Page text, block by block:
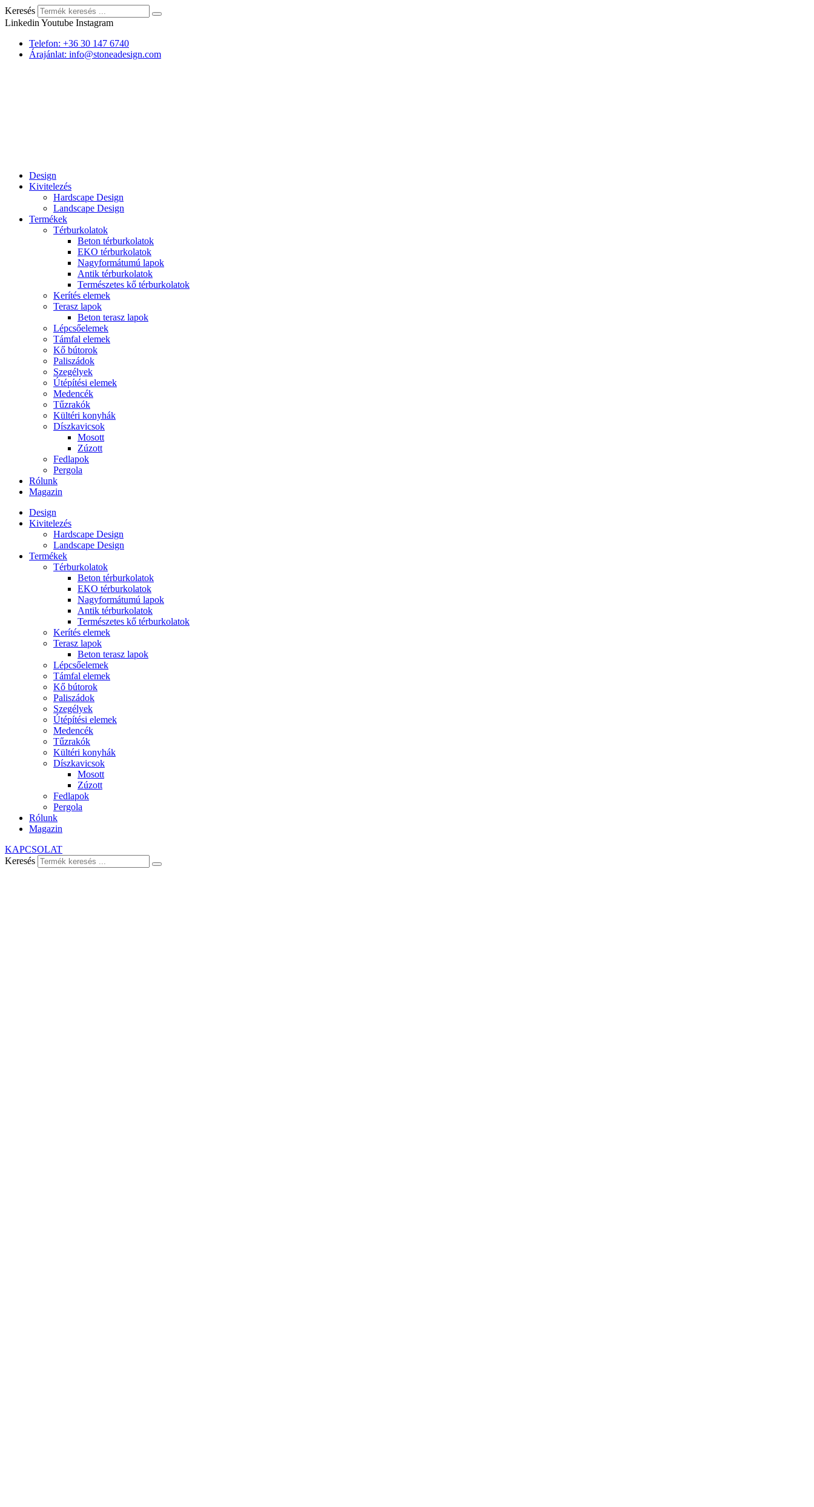
Keresés
Linkedin Youtube Instagram
Telefon: +36 30 147 6740
Árajánlat: info@stoneadesign.com
Design
Kivitelezés
Hardscape Design
Landscape Design
Termékek
Térburkolatok
Beton térburkolatok
EKO térburkolatok
Nagyformátumú lapok
Antik térburkolatok
Természetes kő térburkolatok
Kerítés elemek
Terasz lapok
Beton terasz lapok
Lépcsőelemek
Támfal elemek
Kő bútorok
Paliszádok
Szegélyek
Útépítési elemek
Medencék
Tűzrakók
Kültéri konyhák
Díszkavicsok
Mosott
Zúzott
Fedlapok
Pergola
Rólunk
Magazin
Design
Kivitelezés
Hardscape Design
Landscape Design
Termékek
Térburkolatok
Beton térburkolatok
EKO térburkolatok
Nagyformátumú lapok
Antik térburkolatok
Természetes kő térburkolatok
Kerítés elemek
Terasz lapok
Beton terasz lapok
Lépcsőelemek
Támfal elemek
Kő bútorok
Paliszádok
Szegélyek
Útépítési elemek
Medencék
Tűzrakók
Kültéri konyhák
Díszkavicsok
Mosott
Zúzott
Fedlapok
Pergola
Rólunk
Magazin
KAPCSOLAT
Keresés